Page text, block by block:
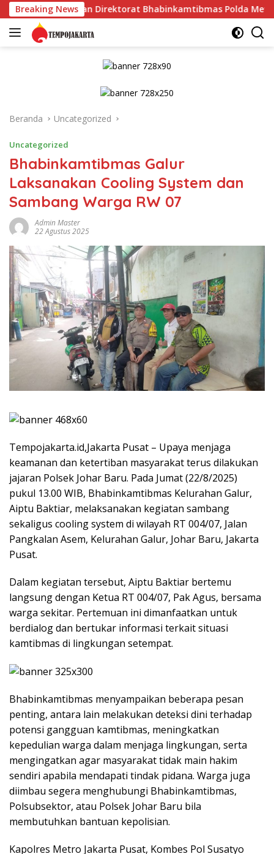
Langsung
ke
konten
Breaking News
dan Direktorat Bhabinkamtibmas Polda Metro Jaya*
Beranda Uncategorized
Uncategorized
Bhabinkamtibmas Galur
Laksanakan Cooling System dan
Sambang Warga RW 07
Admin Master
22 Agustus 2025
Tempojakarta.id,Jakarta Pusat – Upaya menjaga
keamanan dan ketertiban masyarakat terus dilakukan
jajaran Polsek Johar Baru. Pada Jumat (22/8/2025)
pukul 13.00 WIB, Bhabinkamtibmas Kelurahan Galur,
Aiptu Baktiar, melaksanakan kegiatan sambang
sekaligus cooling system di wilayah RT 004/07, Jalan
Pangkalan Asem, Kelurahan Galur, Johar Baru, Jakarta
Pusat.
Dalam kegiatan tersebut, Aiptu Baktiar bertemu
langsung dengan Ketua RT 004/07, Pak Agus, bersama
warga sekitar. Pertemuan ini dimanfaatkan untuk
berdialog dan bertukar informasi terkait situasi
kamtibmas di lingkungan setempat.
Bhabinkamtibmas menyampaikan beberapa pesan
penting, antara lain melakukan deteksi dini terhadap
potensi gangguan kamtibmas, meningkatkan
kepedulian warga dalam menjaga lingkungan, serta
mengingatkan agar masyarakat tidak main hakim
sendiri apabila mendapati tindak pidana. Warga juga
diimbau segera menghubungi Bhabinkamtibmas,
Polsubsektor, atau Polsek Johar Baru bila
membutuhkan bantuan kepolisian.
Kapolres Metro Jakarta Pusat, Kombes Pol Susatyo